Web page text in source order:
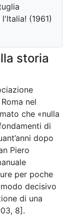
(1961)
storia
nel
che «nulla
di
dopo
Piero
per poche
decisivo
di una
8].